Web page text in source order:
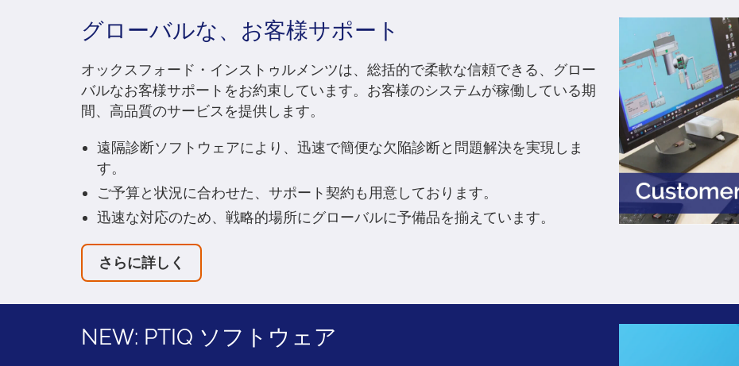
グローバルな、お客様サポート
オックスフォード・インストゥルメンツは、総括的で柔軟な信頼できる、グロー
バルなお客様サポートをお約束しています。お客様のシステムが稼働している期
間、高品質のサービスを提供します。
遠隔診断ソフトウェアにより、迅速で簡便な欠陥診断と問題解決を実現しま
す。
ご予算と状況に合わせた、サポート契約も用意しております。
迅速な対応のため、戦略的場所にグローバルに予備品を揃えています。
さらに詳しく
NEW: PTIQ ソフトウェア